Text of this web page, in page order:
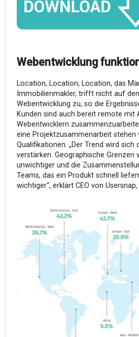
Webentwicklung
Location, Location, Location, das
Immobilienmakler, trifft nicht auf
Webentwicklung zu, so die
Kunden sind auch bereit remote mit
Webentwicklern
eine Projektzusammenarbeit
Qualifikationen. „Der Trend wird sich
verstärken. Geographische Grenzen
unwichtiger und die
Teams, das ein Produkt schnell
wichtiger“, erklärt CEO von